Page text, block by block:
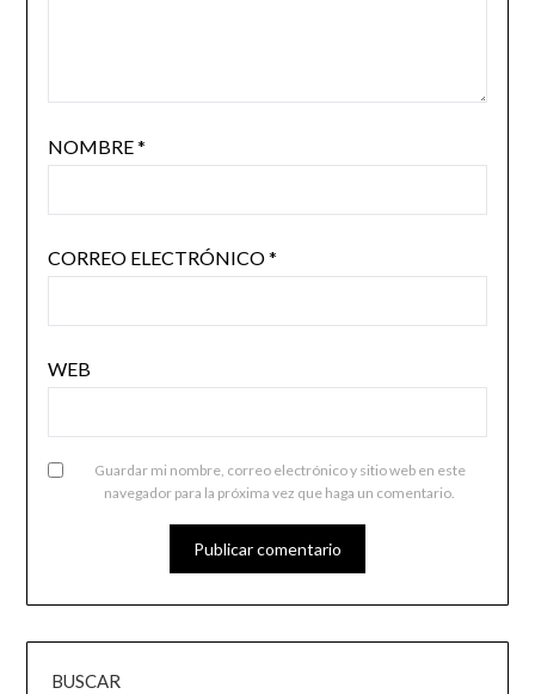
NOMBRE*
CORREO ELECTRÓNICO*
WEB
Guardar mi nombre, correo electrónico y sitio web en este
navegador para la próxima vez que haga un comentario.
BUSCAR